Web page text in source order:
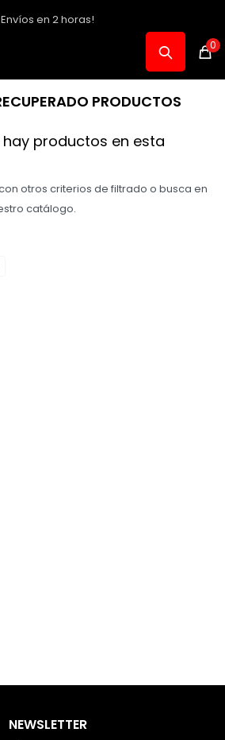
Envíos en 2 horas!
0
PRODUCTOS
hay productos en esta
otros criterios de filtrado o busca en
catálogo.
NEWSLETTER
y Tablets